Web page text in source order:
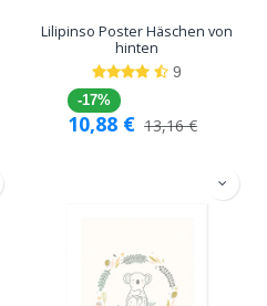
Lilipinso Poster Häschen von
hinten
9
-17%
10,88 € 13,16€